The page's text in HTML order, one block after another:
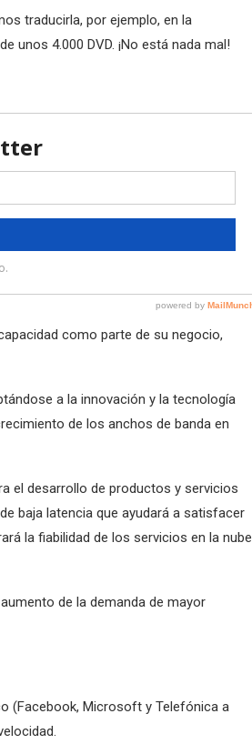
traducirla, por ejemplo, en la
unos 4.000 DVD. ¡No está nada mal!
como parte de su negocio,
a la innovación y la tecnología
de los anchos de banda en
el desarrollo de productos y servicios
baja latencia que ayudará a satisfacer
la fiabilidad de los servicios en la nube
de la demanda de mayor
(Facebook, Microsoft y Telefónica a